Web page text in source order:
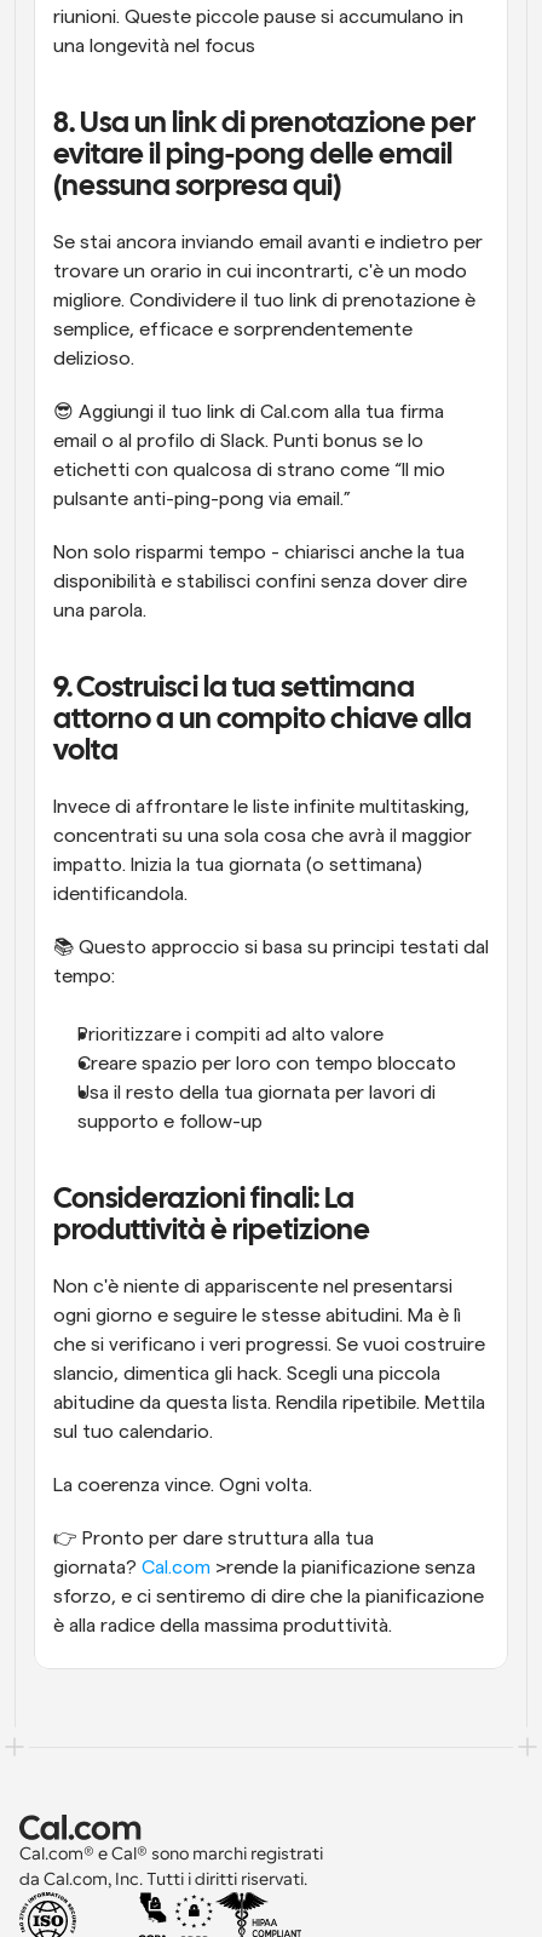
riunioni. Queste piccole pause si accumulano in
una longevità nel focus
8. Usa un link di prenotazione per
evitare il ping-pong delle email
(nessuna sorpresa qui)
Se stai ancora inviando email avanti e indietro per
trovare un orario in cui incontrarti, c'è un modo
migliore. Condividere il tuo link di prenotazione è
semplice, efficace e sorprendentemente
delizioso.
😎 Aggiungi il tuo link di Cal.com alla tua firma
email o al profilo di Slack. Punti bonus se lo
etichetti con qualcosa di strano come “Il mio
pulsante anti-ping-pong via email.”
Non solo risparmi tempo - chiarisci anche la tua
disponibilità e stabilisci confini senza dover dire
una parola.
9. Costruisci la tua settimana
attorno a un compito chiave alla
volta
Invece di affrontare le liste infinite multitasking,
concentrati su una sola cosa che avrà il maggior
impatto. Inizia la tua giornata (o settimana)
identificandola.
📚 Questo approccio si basa su principi testati dal
tempo:
Prioritizzare i compiti ad alto valore
Creare spazio per loro con tempo bloccato
Usa il resto della tua giornata per lavori di
supporto e follow-up
Considerazioni finali: La
produttività è ripetizione
Non c'è niente di appariscente nel presentarsi
ogni giorno e seguire le stesse abitudini. Ma è lì
che si verificano i veri progressi. Se vuoi costruire
slancio, dimentica gli hack. Scegli una piccola
abitudine da questa lista. Rendila ripetibile. Mettila
sul tuo calendario.
La coerenza vince. Ogni volta.
👉 Pronto per dare struttura alla tua
giornata? Cal.com >rende la pianificazione senza
sforzo, e ci sentiremo di dire che la pianificazione
è alla radice della massima produttività.
Cal.com® e Cal® sono marchi registrati
da Cal.com, Inc. Tutti i diritti riservati.